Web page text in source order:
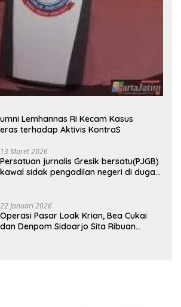
Lemhannas RI Kecam Kasus
terhadap Aktivis KontraS
13 Maret 2026
Persatuan jurnalis Gresik bersatu(PJGB)
kawal sidak pengadilan negeri di duga
22 Januari 2026
Operasi Pasar Loak Krian, Bea Cukai
dan Denpom Sidoarjo Sita Ribuan